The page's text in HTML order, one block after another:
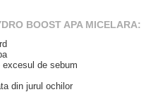
BOOST APA MICELARA:
de sebum
din jurul ochilor